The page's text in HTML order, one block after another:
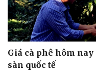
Giá cà phê hôm nay
sàn quốc tế